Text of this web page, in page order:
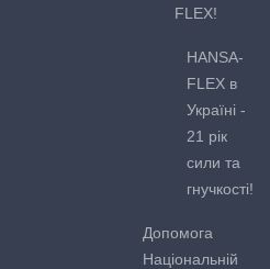
FLEX!
HANSA-
FLEX в
Україні -
21 рік
сили та
гнучкості!
Допомога
Національній